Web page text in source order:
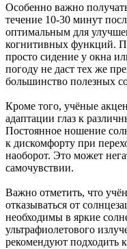
Особенно важно
течение 10-30 минут
оптимальным для
когнитивных функций.
просто сидение у окна
погоду не даст тех же
большинство полезных
Кроме того, учёные
адаптации глаз к
Постоянное ношение
к дискомфорту при
наоборот. Это может
самочувствии.
Важно отметить, что
отказываться от
необходимы в яркие
ультрафиолетового
рекомендуют подходить